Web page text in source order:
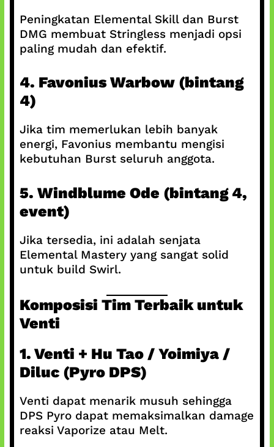
Peningkatan Elemental Skill dan Burst
DMG membuat Stringless menjadi opsi
paling mudah dan efektif.
4. Favonius Warbow (bintang
4)
Jika tim memerlukan lebih banyak
energi, Favonius membantu mengisi
kebutuhan Burst seluruh anggota.
5. Windblume Ode (bintang 4,
event)
Jika tersedia, ini adalah senjata
Elemental Mastery yang sangat solid
untuk build Swirl.
Komposisi Tim Terbaik untuk
Venti
1. Venti + Hu Tao / Yoimiya /
Diluc (Pyro DPS)
Venti dapat menarik musuh sehingga
DPS Pyro dapat memaksimalkan damage
reaksi Vaporize atau Melt.